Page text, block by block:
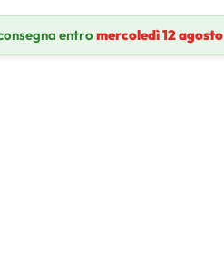
entromercoledì 12 agosto